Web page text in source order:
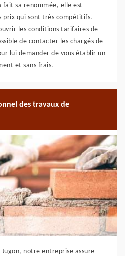
fait sa renommée, elle est
prix qui sont très compétitifs.
les conditions tarifaires de
de contacter les chargés de
lui demander de vous établir un
et sans frais.
des travaux de
notre entreprise assure